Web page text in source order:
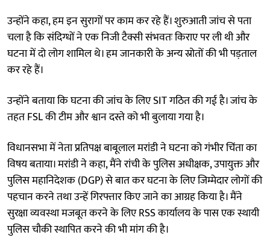
उन्होंने कहा, हम इन सुरागों पर काम कर रहे हैं। शुरुआती जांच से पता
चला है कि संदिग्धों ने एक निजी टैक्सी संभवतः किराए पर ली थी और
घटना में दो लोग शामिल थे। हम जानकारी के अन्य स्रोतों की भी पड़ताल
कर रहे हैं।
उन्होंने बताया कि घटना की जांच के लिए SIT गठित की गई है। जांच के
तहत FSL की टीम और श्वान दस्ते को भी बुलाया गया है।
विधानसभा में नेता प्रतिपक्ष बाबूलाल मरांडी ने घटना को गंभीर चिंता का
विषय बताया। मरांडी ने कहा, मैंने रांची के पुलिस अधीक्षक, उपायुक्त और
पुलिस महानिदेशक (DGP) से बात कर घटना के लिए जिम्मेदार लोगों की
पहचान करने तथा उन्हें गिरफ्तार किए जाने का आग्रह किया है। मैंने
सुरक्षा व्यवस्था मजबूत करने के लिए RSS कार्यालय के पास एक स्थायी
पुलिस चौकी स्थापित करने की भी मांग की है।